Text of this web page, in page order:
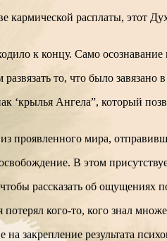
расплаты, этот
к концу. Само
то, что было
‘крылья Ангела”, который
проявленного мира,
В этом
рассказать об ощущениях
потерял кого-то, кого знал
закрепление результата